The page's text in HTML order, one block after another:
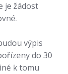
je žádost
výpis
do 30
k tomu